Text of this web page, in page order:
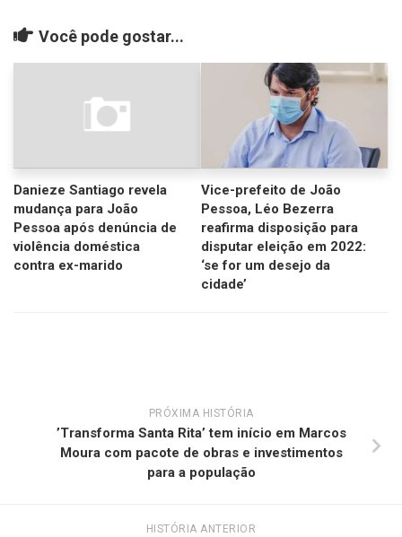
Você pode gostar...
Danieze Santiago revela
mudança para João
Pessoa após denúncia de
violência doméstica
contra ex-marido
Vice-prefeito de João
Pessoa, Léo Bezerra
reafirma disposição para
disputar eleição em 2022:
‘se for um desejo da
cidade’
PRÓXIMA HISTÓRIA
’Transforma Santa Rita’ tem início em Marcos
Moura com pacote de obras e investimentos
para a população
HISTÓRIA ANTERIOR